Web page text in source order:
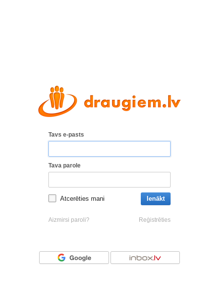
Tavs e-pasts
Tava parole
Atcerēties mani Ienākt
Aizmirsi paroli? Reģistrēties